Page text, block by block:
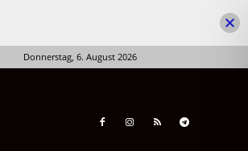
Donnerstag, 6. August 2026